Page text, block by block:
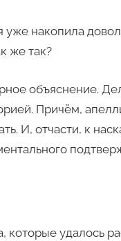
уже накопила
же так?
объяснение.
Причём,
И, отчасти, к
удалось